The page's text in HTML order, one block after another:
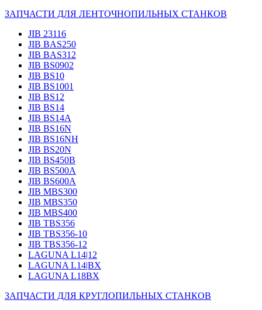
ЗАПЧАСТИ ДЛЯ ЛЕНТОЧНОПИЛЬНЫХ СТАНКОВ
JIB 23116
JIB BAS250
JIB BAS312
JIB BS0902
JIB BS10
JIB BS1001
JIB BS12
JIB BS14
JIB BS14А
JIB BS16N
JIB BS16NH
JIB BS20N
JIB BS450B
JIB BS500A
JIB BS600A
JIB MBS300
JIB MBS350
JIB MBS400
JIB TBS356
JIB TBS356-10
JIB TBS356-12
LAGUNA L14|12
LAGUNA L14|BX
LAGUNA L18BX
ЗАПЧАСТИ ДЛЯ КРУГЛОПИЛЬНЫХ СТАНКОВ